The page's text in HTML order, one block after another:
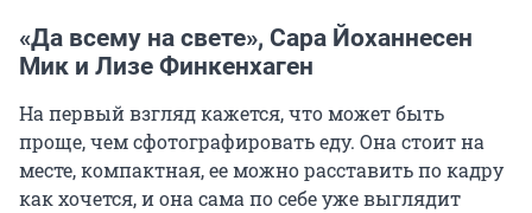
«Да всему на свете», Сара Йоханнесен
Мик и Лизе Финкенхаген
На первый взгляд кажется, что может быть
проще, чем сфотографировать еду. Она стоит на
месте, компактная, ее можно расставить по кадру
как хочется, и она сама по себе уже выглядит